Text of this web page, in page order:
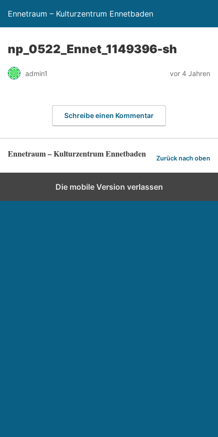
Ennetraum – Kulturzentrum Ennetbaden
np_0522_Ennet_1149396-sh
admin1 vor 4 Jahren
Schreibe einen Kommentar
Ennetraum – Kulturzentrum Ennetbaden Zurück nach oben
Die mobile Version verlassen